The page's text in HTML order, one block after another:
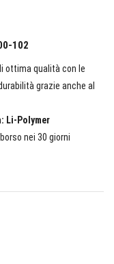
102
ottima qualità con le
grazie anche al
Li-Polymer
nei 30 giorni